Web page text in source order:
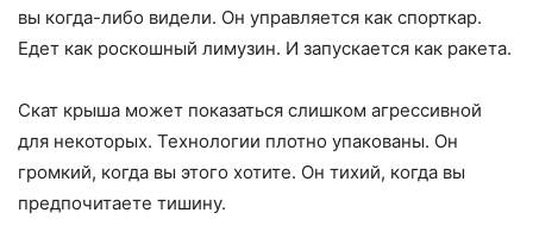
вы когда-либо видели. Он управляется как спорткар.
Едет как роскошный лимузин. И запускается как ракета.
Скат крыша может показаться слишком агрессивной
для некоторых. Технологии плотно упакованы. Он
громкий, когда вы этого хотите. Он тихий, когда вы
предпочитаете тишину.